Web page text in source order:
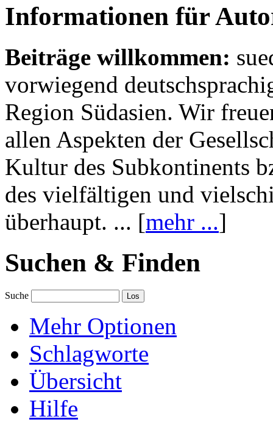
Informationen für
Beiträge willkommen:
vorwiegend
Region Südasien. Wir
allen Aspekten der
Kultur des Subkontinents
des vielfältigen und
überhaupt. ... [mehr ...]
Suchen & Finden
Suche
Mehr Optionen
Schlagworte
Übersicht
Hilfe